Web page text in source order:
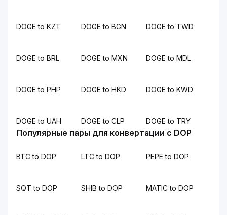
DOGE to KZT DOGE to BGN DOGE to TWD
DOGE to BRL DOGE to MXN DOGE to MDL
DOGE to PHP DOGE to HKD DOGE to KWD
DOGE to UAH DOGE to CLP DOGE to TRY
Популярные пары для конвертации с DOP
BTC to DOP LTC to DOP PEPE to DOP
SQT to DOP SHIB to DOP MATIC to DOP